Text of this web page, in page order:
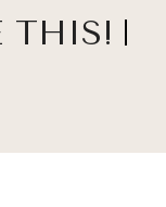
THIS!